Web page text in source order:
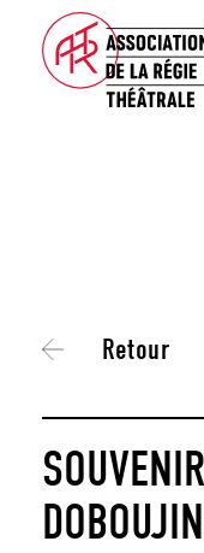
Retour